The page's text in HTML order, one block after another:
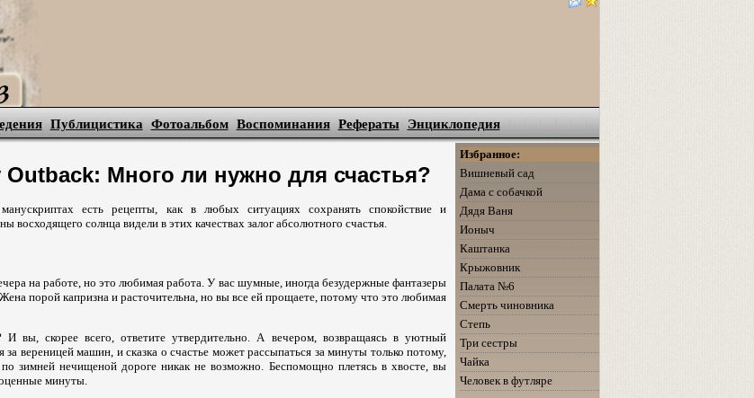
Публицистика Фотоальбом Воспоминания Рефераты Энциклопедия
Outback: Много ли нужно для счастья?
есть рецепты, как в любых ситуациях сохранять спокойствие и
восходящего солнца видели в этих качествах залог абсолютного счастья.
на работе, но это любимая работа. У вас шумные, иногда безудержные фантазеры
порой капризна и расточительна, но вы все ей прощаете, потому что это любимая
вы, скорее всего, ответите утвердительно. А вечером, возвращаясь в уютный
за вереницей машин, и сказка о счастье может рассыпаться за минуты только потому,
зимней нечищеной дороге никак не возможно. Беспомощно плетясь в хвосте, вы
минуты.
Избранное:
Вишневый сад
Дама с собачкой
Дядя Ваня
Ионыч
Каштанка
Крыжовник
Палата №6
Смерть чиновника
Степь
Три сестры
Чайка
Человек в футляре